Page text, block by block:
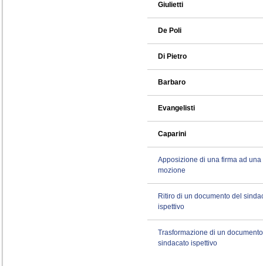
Giulietti
De Poli
Di Pietro
Barbaro
Evangelisti
Caparini
Apposizione di una firma ad una
mozione
Ritiro di un documento del
ispettivo
Trasformazione di un
sindacato ispettivo